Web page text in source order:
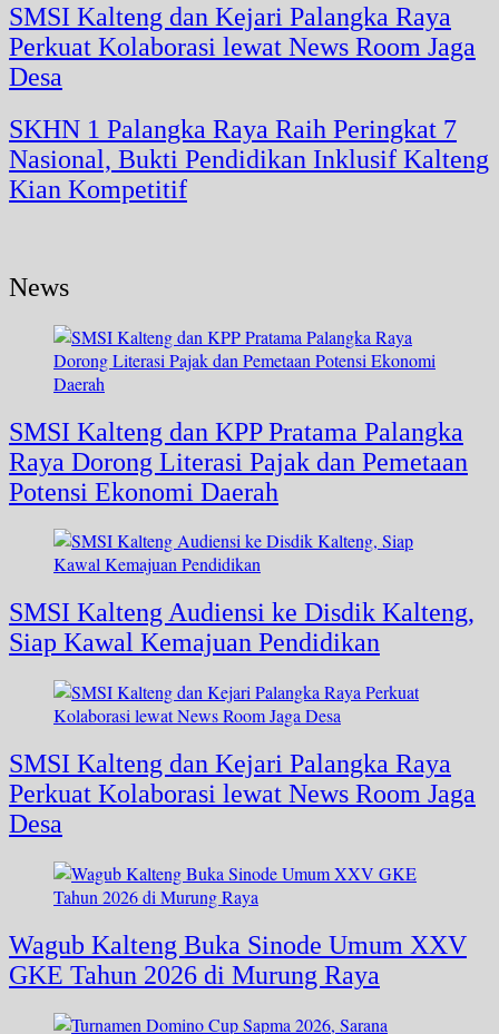
SMSI Kalteng dan Kejari Palangka Raya
Perkuat Kolaborasi lewat News Room Jaga
Desa
SKHN 1 Palangka Raya Raih Peringkat 7
Nasional, Bukti Pendidikan Inklusif Kalteng
Kian Kompetitif
News
SMSI Kalteng dan KPP Pratama Palangka
Raya Dorong Literasi Pajak dan Pemetaan
Potensi Ekonomi Daerah
SMSI Kalteng Audiensi ke Disdik Kalteng,
Siap Kawal Kemajuan Pendidikan
SMSI Kalteng dan Kejari Palangka Raya
Perkuat Kolaborasi lewat News Room Jaga
Desa
Wagub Kalteng Buka Sinode Umum XXV
GKE Tahun 2026 di Murung Raya